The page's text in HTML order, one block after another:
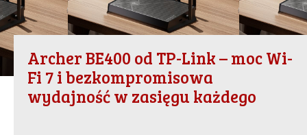
Archer BE400 od TP-Link – moc Wi-
Fi 7 i bezkompromisowa
wydajność w zasięgu każdego